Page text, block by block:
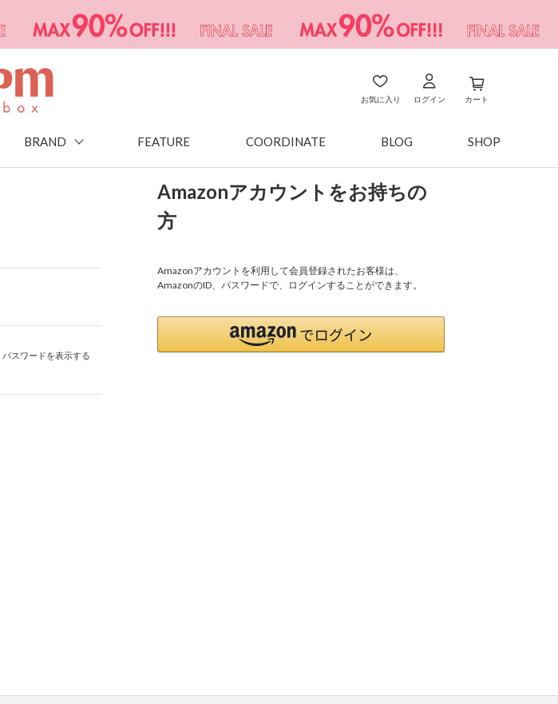
お気に入り ログイン カート
BRAND FEATURE COORDINATE BLOG SHOP
パスワードを表示する
Amazonアカウントをお持ちの
方
Amazonアカウントを利用して会員登録されたお客様は、
AmazonのID、パスワードで、ログインすることができます。